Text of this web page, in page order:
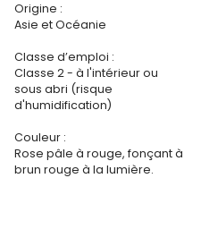
Origine :
Asie et Océanie
Classe d’emploi :
Classe 2 - à l'intérieur ou
sous abri (risque
d'humidification)
Couleur :
Rose pâle à rouge, fonçant à
brun rouge à la lumière.